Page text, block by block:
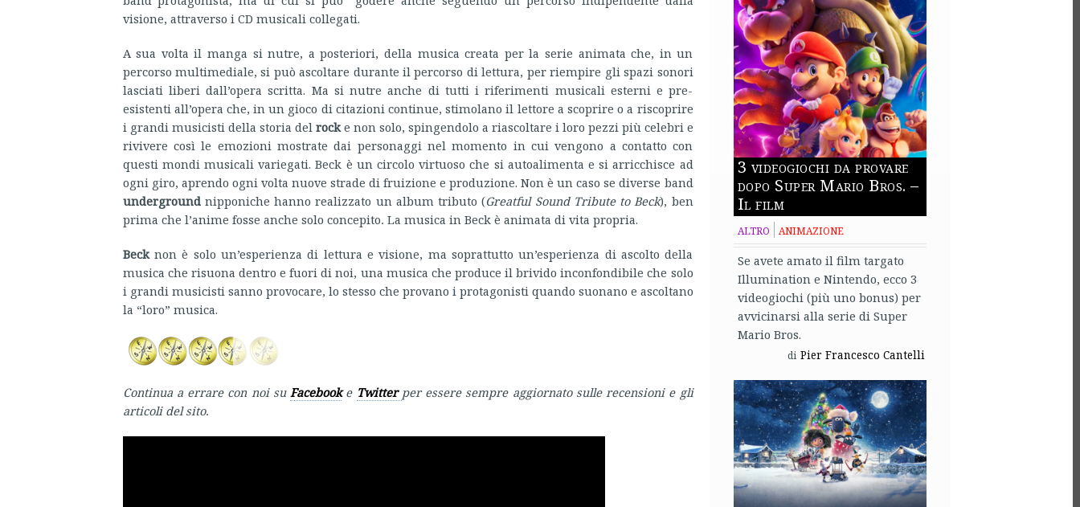
visione, attraverso i CD musicali collegati.
A sua volta il manga si nutre, a posteriori, della musica creata per la serie animata che, in un
percorso multimediale, si può ascoltare durante il percorso di lettura, per riempire gli spazi sonori
lasciati liberi dall’opera scritta. Ma si nutre anche di tutti i riferimenti musicali esterni e pre-
esistenti all’opera che, in un gioco di citazioni continue, stimolano il lettore a scoprire o a riscoprire
i grandi musicisti della storia del rocke non solo, spingendolo a riascoltare i loro pezzi più celebri e
rivivere così le emozioni mostrate dai personaggi nel momento in cui vengono a contatto con
questi mondi musicali variegati. Beck è un circolo virtuoso che si autoalimenta e si arricchisce ad
ogni giro, aprendo ogni volta nuove strade di fruizione e produzione. Non è un caso se diverse band
undergroundnipponiche hanno realizzato un album tributo (Greatful Sound Tribute to Beck), ben
prima che l’anime fosse anche solo concepito. La musica in Beck è animata di vita propria.
Becknon è solo un’esperienza di lettura e visione, ma soprattutto un’esperienza di ascolto della
musica che risuona dentro e fuori di noi, una musica che produce il brivido inconfondibile che solo
i grandi musicisti sanno provocare, lo stesso che provano i protagonisti quando suonano e ascoltano
la “loro” musica.
Continua a errare con noi su Facebook e Twitter per essere sempre aggiornato sulle recensioni e gli
articoli del sito.
3 videogiochi da provare
dopo Super Mario Bros. –
Il film
ALTRO ANIMAZIONE
Se avete amato il film targato
Illumination e Nintendo, ecco 3
videogiochi (più uno bonus) per
avvicinarsi alla serie di Super
Mario Bros.
di Pier Francesco Cantelli